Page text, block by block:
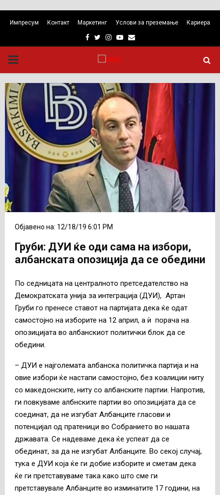
Импресум Контакт Маркетинг Услови за преземање Кариера
Facebook
TwitterInstagram
Youtube
Email
PRIMARY
MENU
Објавено на: 12/18/19 6:01 PM
Груби: ДУИ ќе оди сама на избори,
албанската опозиција да се обедини
По седницата на централното претседателство на
Демократската унија за интеграција (ДУИ), Артан
Груби го пренесе ставот на партијата дека ќе одат
самостојно на изборите на 12 април, а ѝ порача на
опозицијата во албанскиот политички блок да се
обедини.
– ДУИ е најголемата албанска политичка партија и на
овие избори ќе настапи самостојно, без коалиции ниту
со македонските, ниту со албанските партии. Напротив,
ги повкуваме албнските партии во опозицијата да се
соединат, да не изгубат Албанците гласови и
потенцијал од пратеници во Собранието во нашата
државата. Се надеваме дека ќе успеат да се
обединат, за да не изгубат Албанците. Во секој случај,
тука е ДУИ која ќе ги добие изборите и сметам дека
ќе ги претставуваме така како што сме ги
претставувале Албанците во изминатите 17 години, на